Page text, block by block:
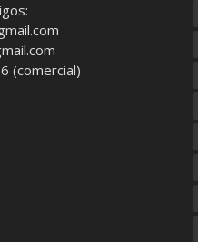
(comercial)